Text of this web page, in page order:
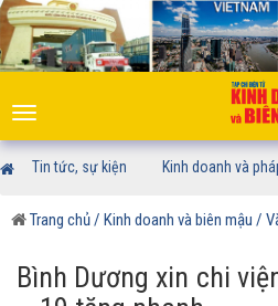
Toggle
navigation
Tin tức, sự kiện Kinh doanh và
Trang chủ/ Kinh doanh và biên mậu /
Bình Dương xin chi